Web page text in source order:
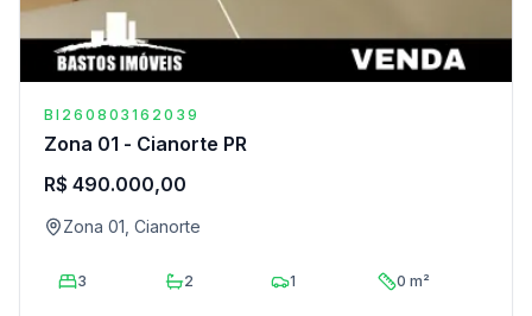
BI260803162039
Zona 01 - Cianorte PR
R$ 490.000,00
Zona 01, Cianorte
3 2 1 0 m²